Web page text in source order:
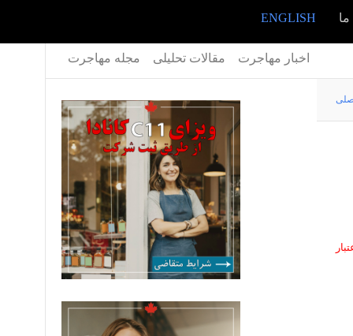
ENGLISH
مجله مهاجرت مقالات تحلیلی اخبار مهاجرت